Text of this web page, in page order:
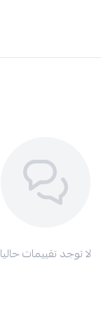
لا توجد تقييمات حاليا